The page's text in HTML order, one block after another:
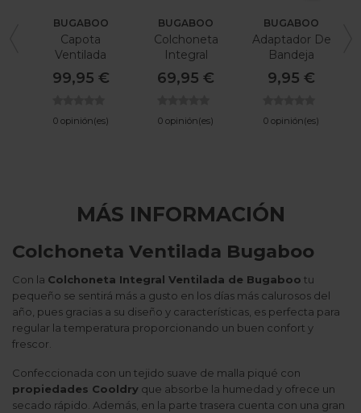
BUGABOO
Capota
Ventilada
Bugaboo Fox 5
Renew
99,95 €
0 opinión(es)
BUGABOO
Colchoneta
Integral
Ventilada
Bugaboo Fox 5
69,95 €
0 opinión(es)
BUGABOO
Adaptador De
Bandeja
Bugaboo
Dragonfly
9,95 €
0 opinión(es)
MÁS INFORMACIÓN
Colchoneta Ventilada Bugaboo
Con la Colchoneta Integral Ventilada de Bugaboo tu
pequeño se sentirá más a gusto en los días más calurosos del
año, pues gracias a su diseño y características, es perfecta para
regular la temperatura proporcionando un buen confort y
frescor.
Confeccionada con un tejido suave de malla piqué con
propiedades Cooldry que absorbe la humedad y ofrece un
secado rápido. Además, en la parte trasera cuenta con una gran